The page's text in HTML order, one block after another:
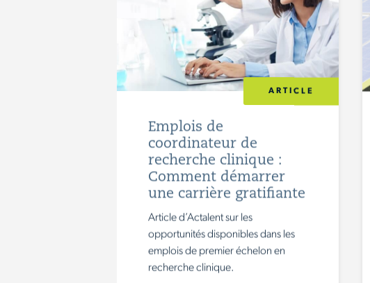
ARTICLE
Emplois de
coordinateur de
recherche clinique :
Comment démarrer
une carrière gratifiante
Article d’Actalent sur les
opportunités disponibles dans les
emplois de premier échelon en
recherche clinique.